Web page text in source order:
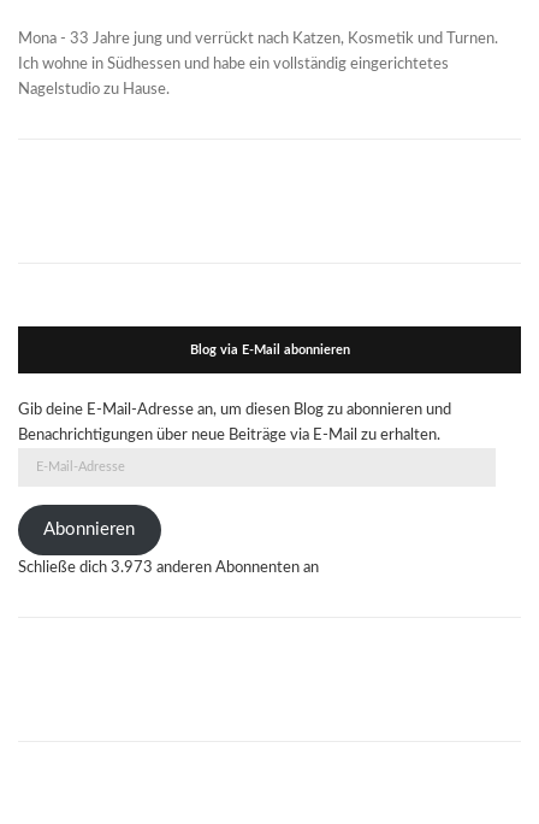
Mona - 33 Jahre jung und verrückt nach Katzen, Kosmetik und Turnen.
Ich wohne in Südhessen und habe ein vollständig eingerichtetes
Nagelstudio zu Hause.
Blog via E-Mail abonnieren
Gib deine E-Mail-Adresse an, um diesen Blog zu abonnieren und
Benachrichtigungen über neue Beiträge via E-Mail zu erhalten.
Adresse
Abonnieren
Schließe dich 3.973 anderen Abonnenten an